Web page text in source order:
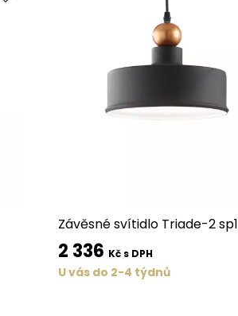
Závěsné svítidlo Triade-2 sp1
2 336 Kč s DPH
U vás do 2-4 týdnů